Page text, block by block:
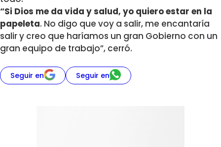
“Si Dios me da vida y salud, yo quiero estar en la
papeleta. No digo que voy a salir, me encantaría
salir y creo que haríamos un gran Gobierno con un
gran equipo de trabajo”, cerró.
Seguir en Seguir en